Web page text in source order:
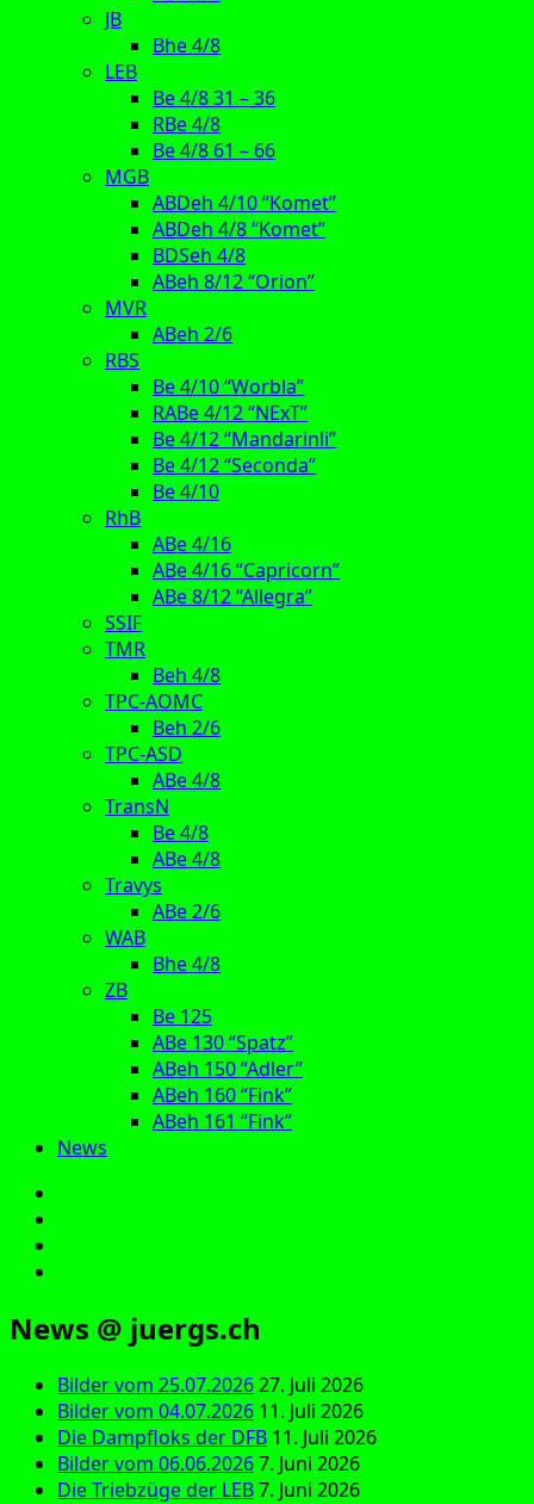
JB
Bhe 4/8
LEB
Be 4/8 31 – 36
RBe 4/8
Be 4/8 61 – 66
MGB
ABDeh 4/10 “Komet”
ABDeh 4/8 “Komet”
BDSeh 4/8
ABeh 8/12 “Orion”
MVR
ABeh 2/6
RBS
Be 4/10 “Worbla”
RABe 4/12 “NExT”
Be 4/12 “Mandarinli”
Be 4/12 “Seconda”
Be 4/10
RhB
ABe 4/16
ABe 4/16 “Capricorn”
ABe 8/12 “Allegra”
SSIF
TMR
Beh 4/8
TPC-AOMC
Beh 2/6
TPC-ASD
ABe 4/8
TransN
Be 4/8
ABe 4/8
Travys
ABe 2/6
WAB
Bhe 4/8
ZB
Be 125
ABe 130 “Spatz”
ABeh 150 “Adler”
ABeh 160 “Fink”
ABeh 161 “Fink”
News
News @ juergs.ch
Bilder vom 25.07.202627. Juli 2026
Bilder vom 04.07.2026 11. Juli 2026
Die Dampfloks der DFB 11. Juli 2026
Bilder vom 06.06.20267. Juni 2026
Die Triebzüge der LEB7. Juni 2026